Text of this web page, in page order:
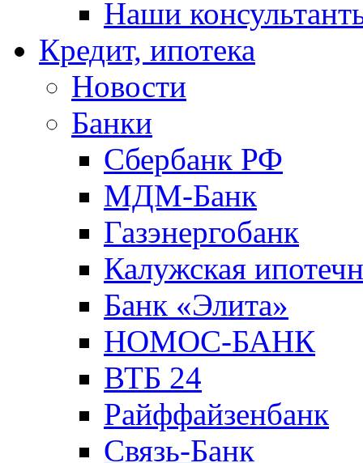
Наши
Кредит, ипотека
Новости
Банки
Сбербанк РФ
МДМ-Банк
Газэнергобанк
Калужская
Банк «Элита»
НОМОС-БАНК
ВТБ 24
Райффайзенбанк
Связь-Банк